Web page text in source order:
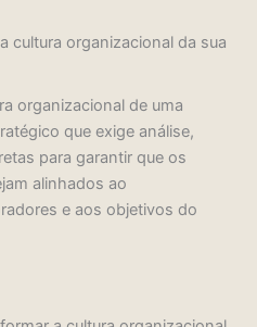
cultura organizacional da sua
organizacional de uma
que exige análise,
para garantir que os
alinhados ao
e aos objetivos do